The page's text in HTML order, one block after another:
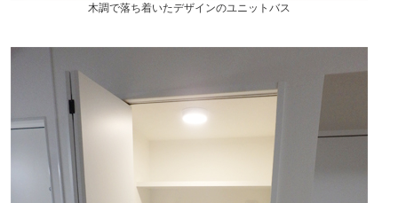
木調で落ち着いたデザインのユニットバス